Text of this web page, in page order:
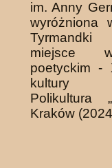
im. Anny
wyróżniona
miejsce
poetyckim -
kultury
Polikultura
Kraków